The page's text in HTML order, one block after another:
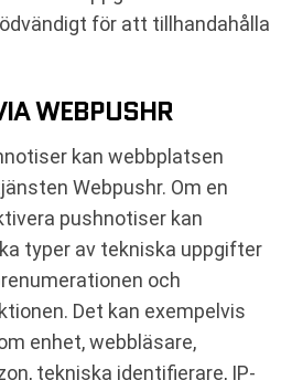
för att tillhandahålla
WEBPUSHR
kan webbplatsen
Webpushr. Om en
pushnotiser kan
typer av tekniska uppgifter
och
Det kan exempelvis
enhet, webbläsare,
tekniska identifierare, IP-